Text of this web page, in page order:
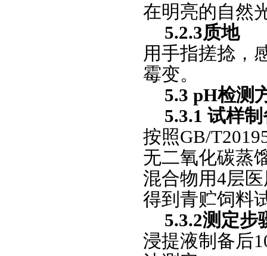
在明亮的自然
5.2.3质地
用手指搓捻，
霉变。
5.3 pH检测
5.3.1 试样
按照GB/
无二氧化碳蒸
混合物用4层
得到青贮饲料
5.3.2测定步
浸提液制备后